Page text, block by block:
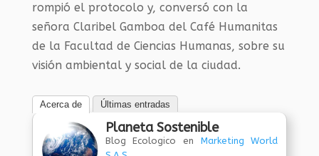
rompió el protocolo y, conversó con la
señora Claribel Gamboa del Café Humanitas
de la Facultad de Ciencias Humanas, sobre su
visión ambiental y social de la ciudad.
Acerca de Últimas entradas
Planeta Sostenible
Blog Ecologico en Marketing World